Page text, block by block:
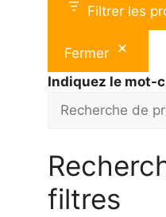
Filtrer les
Fermer
Indiquez le mot-
filtres